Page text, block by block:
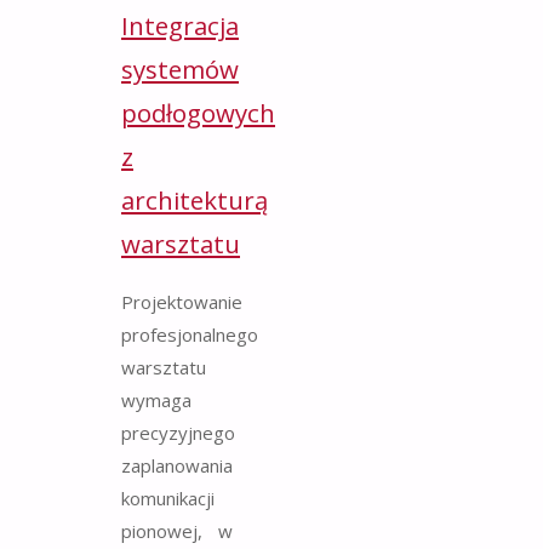
Integracja
systemów
podłogowych
z
architekturą
warsztatu
Projektowanie
profesjonalnego
warsztatu
wymaga
precyzyjnego
zaplanowania
komunikacji
pionowej, w